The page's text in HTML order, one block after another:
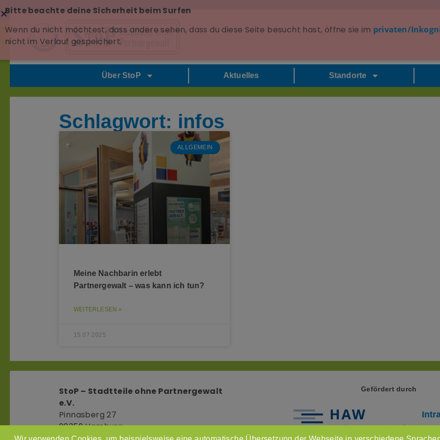
Über StoP Aktuelles Standorte
Schlagwort: infos
ALLGEMEIN
Meine Nachbarin erlebt
Partnergewalt – was kann ich tun?
WEITERLESEN »
15.07.2025
StoP – Stadtteile ohne Partnergewalt
e.V.
Pinnasberg 27
20359 Hamburg
info@stop-partnergewalt.org
Gefördert durch
Bitte beachte deine Sicherheit beim Surfen
Wenn du nicht möchtest, dass andere sehen, dass du diese Seite besucht hast, öffne sie im privaten/
nicht im Verlauf gespeichert.